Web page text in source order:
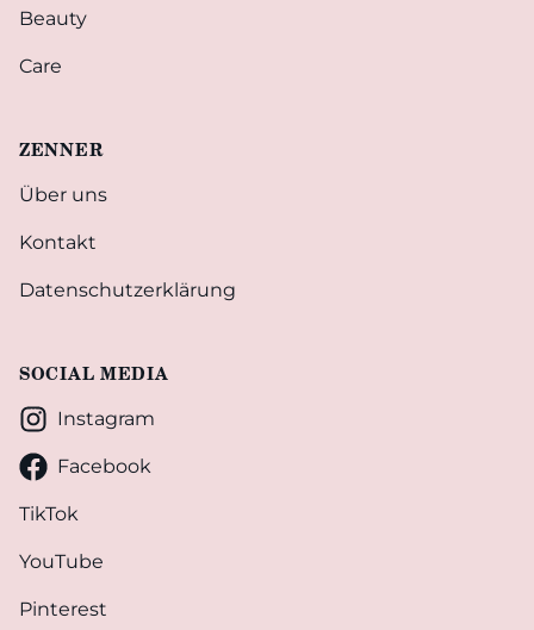
Beauty
Care
ZENNER
Über uns
Kontakt
Datenschutzerklärung
SOCIAL MEDIA
Instagram
Facebook
TikTok
YouTube
Pinterest